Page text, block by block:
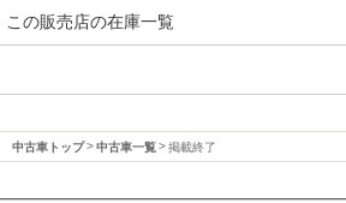
この販売店の在庫一覧
中古車トップ 中古車一覧 掲載終了